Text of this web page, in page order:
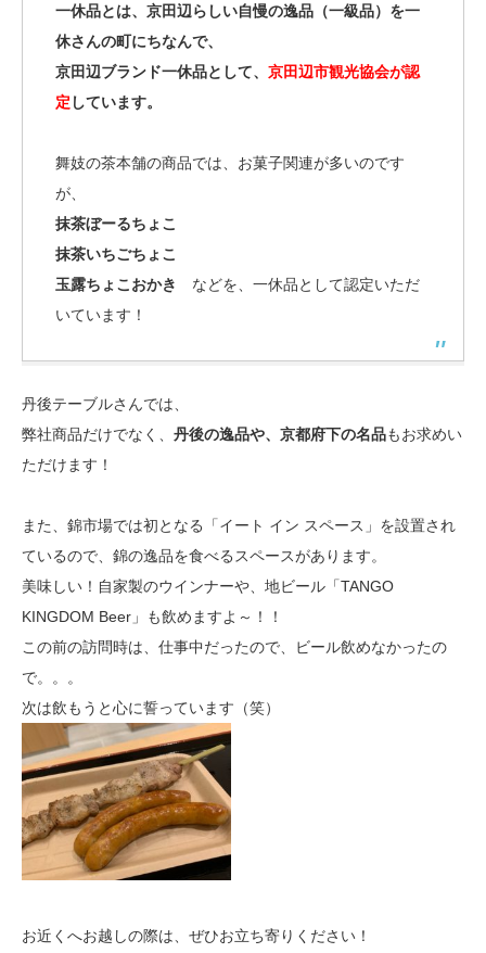
一休品とは、京田辺らしい自慢の逸品（一級品）を一
休さんの町にちなんで、
京田辺ブランド一休品として、 京田辺市観光協会が認
定 しています。
舞妓の茶本舗の商品では、お菓子関連が多いのです
が、
抹茶ぼーるちょこ
抹茶いちごちょこ
玉露ちょこおかき
などを、一休品として認定いただ
いています！
丹後テーブルさんでは、
弊社商品だけでなく、 丹後の逸品や、京都府下の名品もお求めい
ただけます！
また、錦市場では初となる「イート イン スペース」を設置され
ているので、錦の逸品を食べるスペースがあります。
美味しい！自家製のウインナーや、地ビール「TANGO
KINGDOM Beer」も飲めますよ～！！
この前の訪問時は、仕事中だったので、ビール飲めなかったの
で。。。
次は飲もうと心に誓っています（笑）
お近くへお越しの際は、ぜひお立ち寄りください！